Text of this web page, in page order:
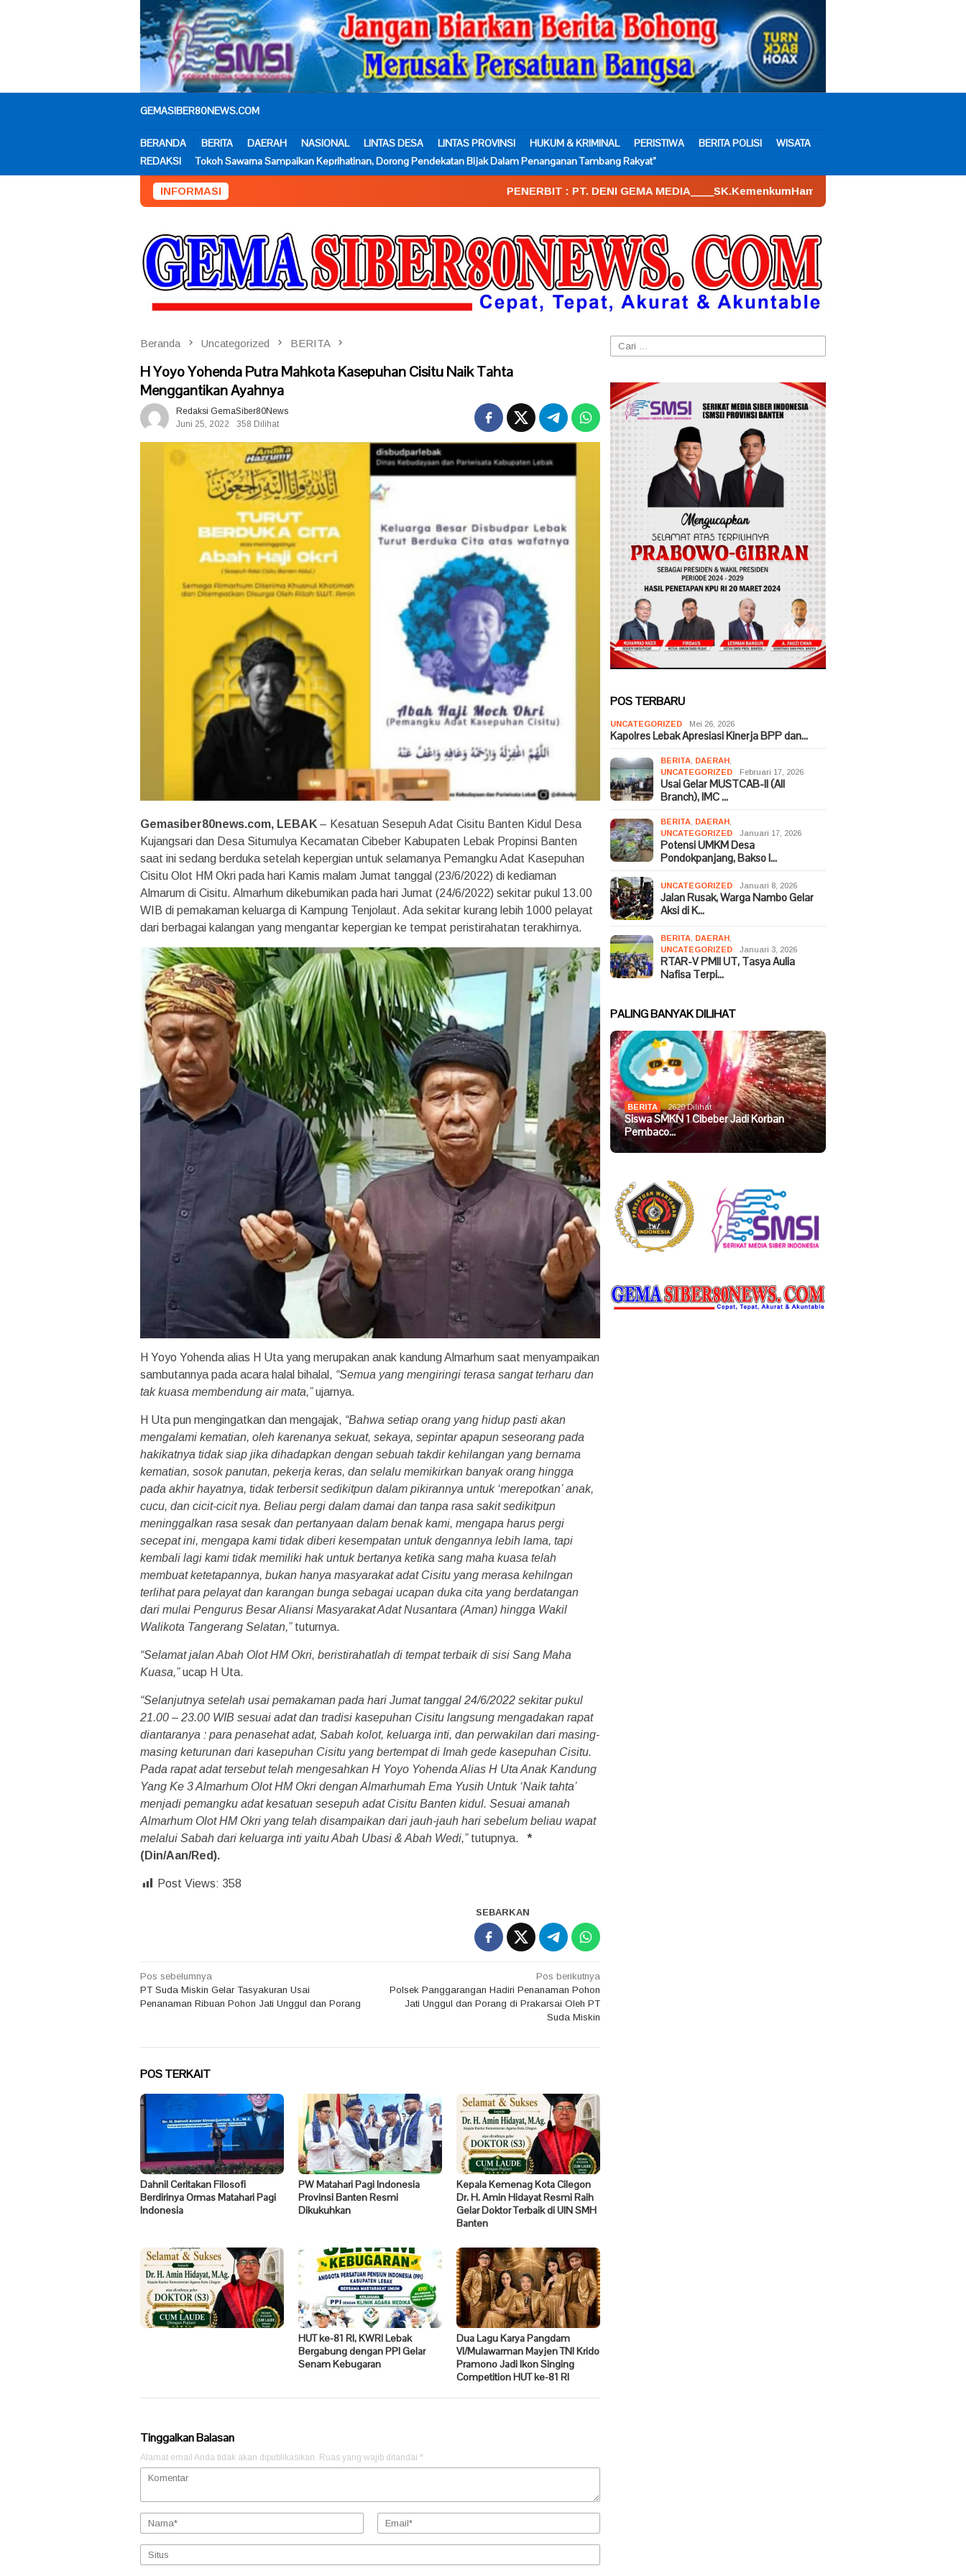
GEMASIBER80NEWS.COM
BERANDA BERITA DAERAH NASIONAL LINTAS DESA LINTAS PROVINSI HUKUM & KRIMINAL PERISTIWA BERITA POLISI
WISATA
REDAKSI
Tokoh Sawarna Sampaikan Keprihatinan, Dorong Pendekatan Bijak Dalam Penanganan Tambang Rakyat”
INFORMASI PENERBIT : PT. DENI GEMA MEDIA____SK.KemenkumHam : AHU – 026590.AH.01.30.___Tahun 2022.
Beranda Uncategorized BERITA
H Yoyo Yohenda Putra Mahkota Kasepuhan Cisitu Naik Tahta
Menggantikan Ayahnya
Redaksi GemaSiber80News
Juni 25, 2022
358 Dilihat
Gemasiber80news.com, LEBAK – Kesatuan Sesepuh Adat Cisitu Banten Kidul Desa
Kujangsari dan Desa Situmulya Kecamatan Cibeber Kabupaten Lebak Propinsi Banten
saat ini sedang berduka setelah kepergian untuk selamanya Pemangku Adat Kasepuhan
Cisitu Olot HM Okri pada hari Kamis malam Jumat tanggal (23/6/2022) di kediaman
Almarum di Cisitu. Almarhum dikebumikan pada hari Jumat (24/6/2022) sekitar pukul 13.00
WIB di pemakaman keluarga di Kampung Tenjolaut. Ada sekitar kurang lebih 1000 pelayat
dari berbagai kalangan yang mengantar kepergian ke tempat peristirahatan terakhirnya.
H Yoyo Yohenda alias H Uta yang merupakan anak kandung Almarhum saat menyampaikan
sambutannya pada acara halal bihalal, “Semua yang mengiringi terasa sangat terharu dan
tak kuasa membendung air mata,”ujarnya.
H Uta pun mengingatkan dan mengajak, “Bahwa setiap orang yang hidup pasti akan
mengalami kematian, oleh karenanya sekuat, sekaya, sepintar apapun seseorang pada
hakikatnya tidak siap jika dihadapkan dengan sebuah takdir kehilangan yang bernama
kematian, sosok panutan, pekerja keras, dan selalu memikirkan banyak orang hingga
pada akhir hayatnya, tidak terbersit sedikitpun dalam pikirannya untuk ‘merepotkan’ anak,
cucu, dan cicit-cicit nya. Beliau pergi dalam damai dan tanpa rasa sakit sedikitpun
meninggalkan rasa sesak dan pertanyaan dalam benak kami, mengapa harus pergi
secepat ini, mengapa kami tidak diberi kesempatan untuk dengannya lebih lama, tapi
kembali lagi kami tidak memiliki hak untuk bertanya ketika sang maha kuasa telah
membuat ketetapannya, bukan hanya masyarakat adat Cisitu yang merasa kehilngan
terlihat para pelayat dan karangan bunga sebagai ucapan duka cita yang berdatangan
dari mulai Pengurus Besar Aliansi Masyarakat Adat Nusantara (Aman) hingga Wakil
Walikota Tangerang Selatan,”tuturnya.
“Selamat jalan Abah Olot HM Okri, beristirahatlah di tempat terbaik di sisi Sang Maha
Kuasa,”ucap H Uta.
“Selanjutnya setelah usai pemakaman pada hari Jumat tanggal 24/6/2022 sekitar pukul
21.00 – 23.00 WIB sesuai adat dan tradisi kasepuhan Cisitu langsung mengadakan rapat
diantaranya : para penasehat adat, Sabah kolot, keluarga inti, dan perwakilan dari masing-
masing keturunan dari kasepuhan Cisitu yang bertempat di Imah gede kasepuhan Cisitu.
Pada rapat adat tersebut telah mengesahkan H Yoyo Yohenda Alias H Uta Anak Kandung
Yang Ke 3 Almarhum Olot HM Okri dengan Almarhumah Ema Yusih Untuk ‘Naik tahta’
menjadi pemangku adat kesatuan sesepuh adat Cisitu Banten kidul. Sesuai amanah
Almarhum Olot HM Okri yang telah disampaikan dari jauh-jauh hari sebelum beliau wapat
melalui Sabah dari keluarga inti yaitu Abah Ubasi & Abah Wedi,”tutupnya.*
(Din/Aan/Red).
Post Views: 358
SEBARKAN
Navigasi
pos
Pos sebelumnya
PT Suda Miskin Gelar Tasyakuran Usai
Penanaman Ribuan Pohon Jati Unggul dan Porang
Pos berikutnya
Polsek Panggarangan Hadiri Penanaman Pohon
Jati Unggul dan Porang di Prakarsai Oleh PT
Suda Miskin
POS TERKAIT
Dahnil Ceritakan Filosofi
Berdirinya Ormas Matahari Pagi
Indonesia
PW Matahari Pagi Indonesia
Provinsi Banten Resmi
Dikukuhkan
Kepala Kemenag Kota Cilegon
Dr. H. Amin Hidayat Resmi Raih
Gelar Doktor Terbaik di UIN SMH
Banten ​
HUT ke-81 RI, KWRI Lebak
Bergabung dengan PPI Gelar
Senam Kebugaran
Dua Lagu Karya Pangdam
VI/Mulawarman Mayjen TNI Krido
Pramono Jadi Ikon Singing
Competition HUT ke-81 RI
Tinggalkan Balasan
Alamat email Anda tidak akan dipublikasikan. Ruas yang wajib ditandai *
Cari
untuk:
POS TERBARU
UNCATEGORIZED Mei 26, 2026
Kapolres Lebak Apresiasi Kinerja BPP dan…
BERITA DAERAH
UNCATEGORIZED
Februari 17, 2026
Usai Gelar MUSTCAB-II (All
Branch), IMC …
BERITA DAERAH
UNCATEGORIZED
Januari 17, 2026
Potensi UMKM Desa
Pondokpanjang, Bakso I…
UNCATEGORIZED Januari 8, 2026
Jalan Rusak, Warga Nambo Gelar
Aksi di K…
BERITA DAERAH
UNCATEGORIZED
Januari 3, 2026
RTAR-V PMII UT, Tasya Aulia
Nafisa Terpi…
PALING BANYAK DILIHAT
BERITA 2620 Dilihat
Siswa SMKN 1 Cibeber Jadi Korban
Pembaco…